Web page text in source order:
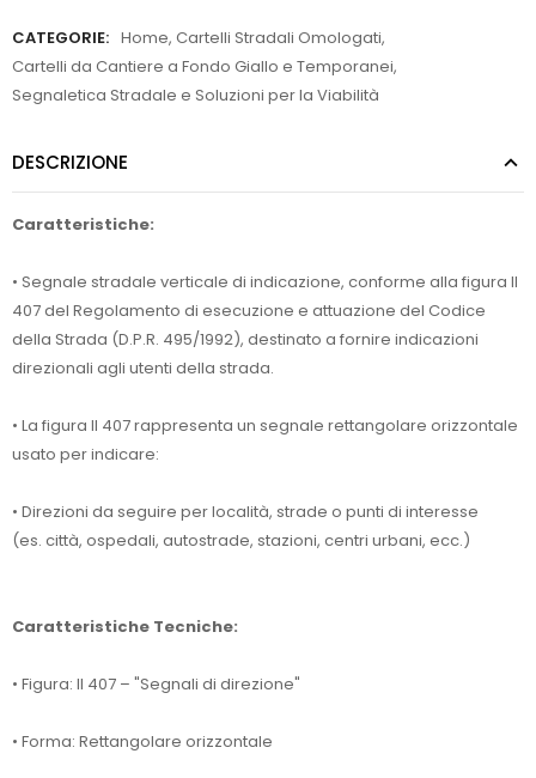
CATEGORIE: Home, Cartelli Stradali Omologati,
Cartelli da Cantiere a Fondo Giallo e Temporanei,
Segnaletica Stradale e Soluzioni per la Viabilità
DESCRIZIONE
Caratteristiche:
• Segnale stradale verticale di indicazione, conforme alla figura II
407 del Regolamento di esecuzione e attuazione del Codice
della Strada (D.P.R. 495/1992), destinato a fornire indicazioni
direzionali agli utenti della strada.
• La figura II 407 rappresenta un segnale rettangolare orizzontale
usato per indicare:
• Direzioni da seguire per località, strade o punti di interesse
(es. città, ospedali, autostrade, stazioni, centri urbani, ecc.)
Caratteristiche Tecniche:
• Figura: II 407 – "Segnali di direzione"
• Forma: Rettangolare orizzontale